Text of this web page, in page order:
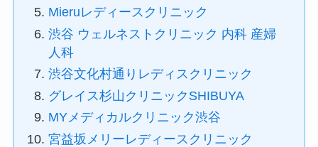
Mieruレディースクリニック
渋谷 ウェルネストクリニック 内科 産婦
人科
渋谷文化村通りレディスクリニック
グレイス杉山クリニックSHIBUYA
MYメディカルクリニック渋谷
宮益坂メリーレディースクリニック